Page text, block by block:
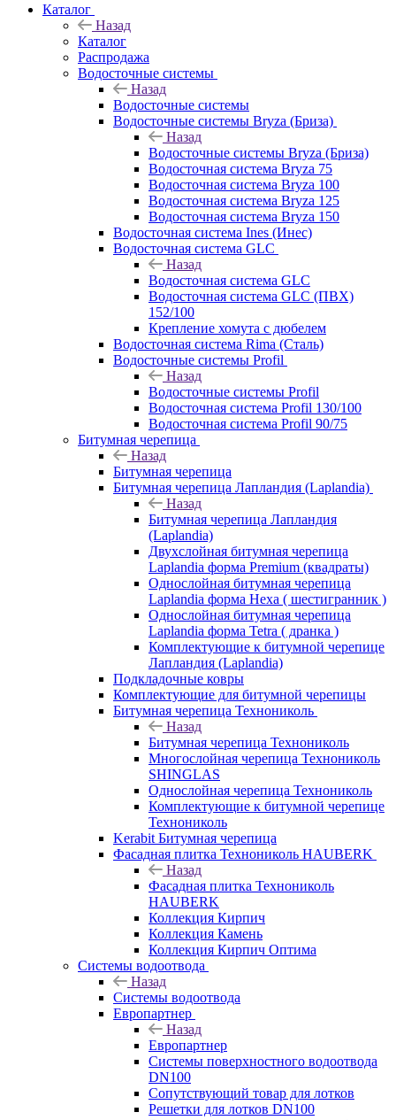
Каталог
Назад
Каталог
Распродажа
Водосточные системы
Назад
Водосточные системы
Водосточные системы Bryza (Бриза)
Назад
Водосточные системы Bryza (Бриза)
Водосточная система Bryza 75
Водосточная система Bryza 100
Водосточная система Bryza 125
Водосточная система Bryza 150
Водосточная система Ines (Инес)
Водосточная система GLC
Назад
Водосточная система GLC
Водосточная система GLC (ПВХ)
152/100
Крепление хомута с дюбелем
Водосточная система Rima (Сталь)
Водосточные системы Profil
Назад
Водосточные системы Profil
Водосточная система Profil 130/100
Водосточная система Profil 90/75
Битумная черепица
Назад
Битумная черепица
Битумная черепица Лапландия (Laplandia)
Назад
Битумная черепица Лапландия
(Laplandia)
Двухслойная битумная черепица
Laplandia форма Premium (квадраты)
Однослойная битумная черепица
Laplandia форма Hexa ( шестигранник )
Однослойная битумная черепица
Laplandia форма Tetra ( дранка )
Комплектующие к битумной черепице
Лапландия (Laplandia)
Подкладочные ковры
Комплектующие для битумной черепицы
Битумная черепица Технониколь
Назад
Битумная черепица Технониколь
Многослойная черепица Технониколь
SHINGLAS
Однослойная черепица Технониколь
Комплектующие к битумной черепице
Технониколь
Kerabit Битумная черепица
Фасадная плитка Технониколь HAUBERK
Назад
Фасадная плитка Технониколь
HAUBERK
Кол​лекция Кирпич
Кол​лекция Камень
Коллекция Кирпич Оптима
Системы водоотвода
Назад
Системы водоотвода
Европартнер
Назад
Европартнер
Системы поверхностного водоотвода
DN100
Сопутствующий товар для лотков
Решетки для лотков DN100